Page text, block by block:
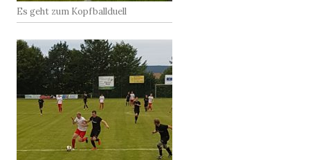
Es geht zum Kopfballduell